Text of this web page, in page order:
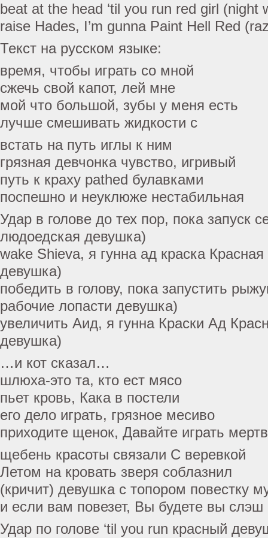
beat at the head ‘til you run red girl (night
raise Hades, I’m gunna Paint Hell Red
Текст на русском языке:
время, чтобы играть со мной
сжечь свой капот, лей мне
мой что большой, зубы у меня есть
лучше смешивать жидкости с
встать на путь иглы к ним
грязная девчонка чувство, игривый
путь к краху pathed булавками
поспешно и неуклюже нестабильная
Удар в голове до тех пор, пока запуск
людоедская девушка)
wake Shieva, я гунна ад краска
девушка)
победить в голову, пока запустить
рабочие лопасти девушка)
увеличить Аид, я гунна Краски Ад
девушка)
…и кот сказал…
шлюха-это та, кто ест мясо
пьет кровь, Кака в постели
его дело играть, грязное месиво
приходите щенок, Давайте играть мертв
щебень красоты связали С веревкой
Летом на кровать зверя соблазнил
(кричит) девушка с топором повестку
и если вам повезет, Вы будете вы слэш
Удар по голове ‘til you run красный